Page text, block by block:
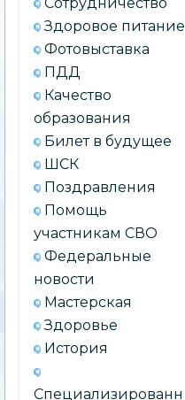
Здоровое питание
Фотовыставка
ПДД
Качество
образования
Билет в будущее
ШСК
Поздравления
Помощь
участникам СВО
Федеральные
новости
Мастерская
Здоровье
История
Специализированн